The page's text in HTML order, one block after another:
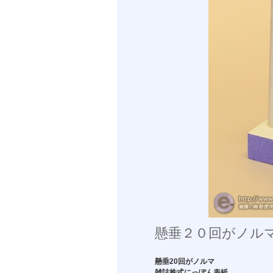
懸垂２０回がノル
懸垂20回がノルマ